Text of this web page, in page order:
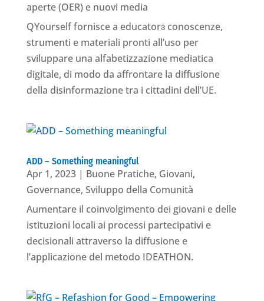
aperte (OER) e nuovi media
QYourself fornisce a educatorɜ conoscenze,
strumenti e materiali pronti all’uso per
sviluppare una alfabetizzazione mediatica
digitale, di modo da affrontare la diffusione
della disinformazione tra i cittadini dell’UE.
ADD – Something meaningful
Apr 1, 2023| Buone Pratiche, Giovani,
Governance, Sviluppo della Comunità
Aumentare il coinvolgimento dei giovani e delle
istituzioni locali ai processi partecipativi e
decisionali attraverso la diffusione e
l’applicazione del metodo IDEATHON.